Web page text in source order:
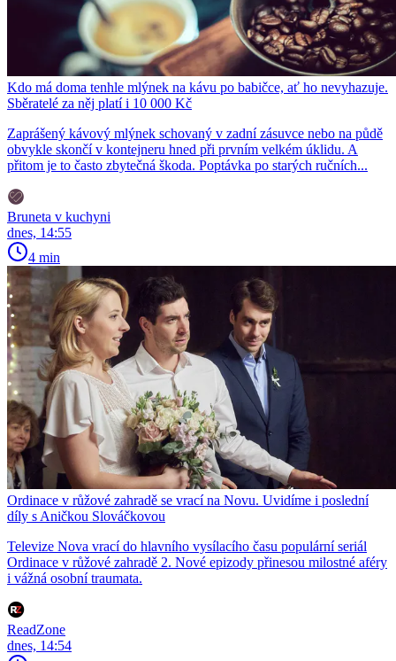
Kdo má doma tenhle mlýnek na kávu po babičce, ať ho nevyhazuje.
Sběratelé za něj platí i 10 000 Kč
Zaprášený kávový mlýnek schovaný v zadní zásuvce nebo na půdě
obvykle skončí v kontejneru hned při prvním velkém úklidu. A
přitom je to často zbytečná škoda. Poptávka po starých ručních...
Bruneta v kuchyni
dnes, 14:55
4 min
Ordinace v růžové zahradě se vrací na Novu. Uvidíme i poslední
díly s Aničkou Slováčkovou
Televize Nova vrací do hlavního vysílacího času populární seriál
Ordinace v růžové zahradě 2. Nové epizody přinesou milostné aféry
i vážná osobní traumata.
ReadZone
dnes, 14:54